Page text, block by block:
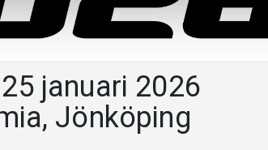
januari 2026
Jönköping